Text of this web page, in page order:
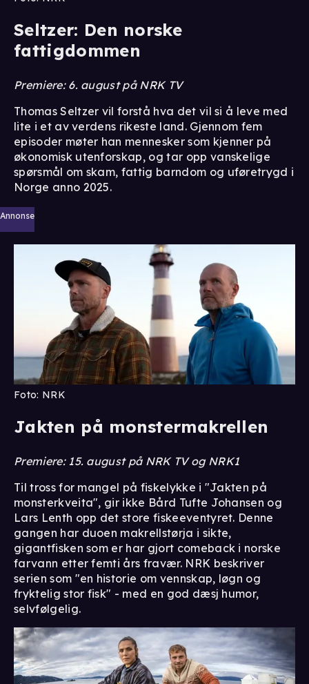
Seltzer: Den norske
fattigdommen
Premiere: 6. august på NRK TV
Thomas Seltzer vil forstå hva det vil si å leve med
lite i et av verdens rikeste land. Gjennom fem
episoder møter han mennesker som kjenner på
økonomisk utenforskap, og tar opp vanskelige
spørsmål om skam, fattig barndom og uføretrygd i
Norge anno 2025.
Annonse
Foto: NRK
Jakten på monstermakrellen
Premiere: 15. august på NRK TV og NRK1
Til tross for mangel på fiskelykke i "Jakten på
monsterkveita", gir ikke Bård Tufte Johansen og
Lars Lenth opp det store fiskeeventyret. Denne
gangen har duoen makrellstørja i sikte,
gigantfisken som er har gjort comeback i norske
farvann etter femti års fravær. NRK beskriver
serien som "en historie om vennskap, løgn og
fryktelig stor fisk" - med en god dæsj humor,
selvfølgelig.